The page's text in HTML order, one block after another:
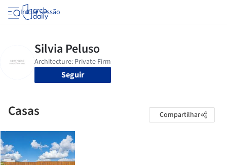
Iniciar sessão
Seguir
Casas Compartilhar